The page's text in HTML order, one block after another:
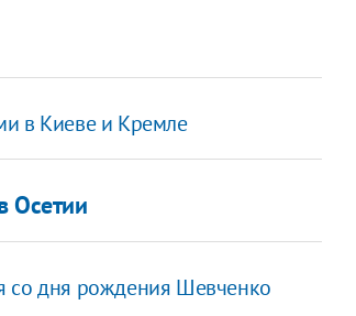
в Киеве и Кремле
Осетии
со дня рождения Шевченко